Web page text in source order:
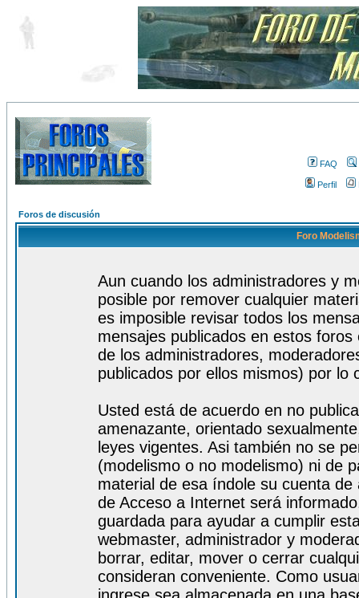
FAQ
Perfil
Foros de discusión
Foro
Aun cuando los administradores y
posible por remover cualquier
es imposible revisar todos los
mensajes publicados en estos
de los administradores,
publicados por ellos mismos) por lo
Usted está de acuerdo en no
amenazante, orientado
leyes vigentes. Asi también no se
(modelismo o no modelismo) ni de
material de esa índole su cuenta
de Acceso a Internet será
guardada para ayudar a cumplir
webmaster, administrador y
borrar, editar, mover o cerrar
consideran conveniente. Como